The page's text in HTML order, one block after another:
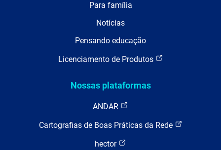
Para família
Notícias
Pensando educação
Licenciamento de Produtos
Nossas plataformas
ANDAR
Cartografias de Boas Práticas da Rede
hector